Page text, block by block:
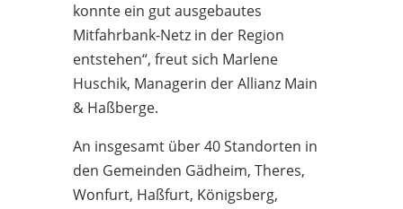
konnte ein gut ausgebautes
Mitfahrbank-Netz in der Region
entstehen“, freut sich Marlene
Huschik, Managerin der Allianz Main
& Haßberge.
An insgesamt über 40 Standorten in
den Gemeinden Gädheim, Theres,
Wonfurt, Haßfurt, Königsberg,